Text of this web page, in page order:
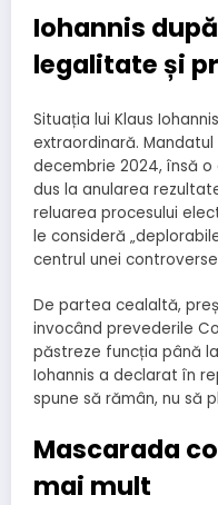
Iohannis
legalitate și
Situația lui Klaus
extraordinară.
decembrie 2024, însă
dus la anularea
reluarea procesului
le consideră
centrul unei
De partea cealaltă,
invocând prevederile
păstreze funcția până
Iohannis a declarat în
spune să rămân, nu să
Mascarada
mai mult